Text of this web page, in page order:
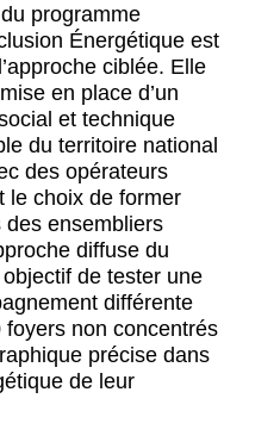
programme
Énergétique est
ciblée. Elle
en place d’un
et technique
du territoire national
des opérateurs
le choix de former
ensembliers
diffuse du
de tester une
différente
non concentrés
précise dans
de leur